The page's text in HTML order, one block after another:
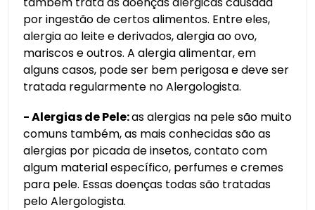
por ingestão de certos alimentos. Entre eles,
alergia ao leite e derivados, alergia ao ovo,
mariscos e outros. A alergia alimentar, em
alguns casos, pode ser bem perigosa e deve ser
tratada regularmente no Alergologista.
- Alergias de Pele:as alergias na pele são muito
comuns também, as mais conhecidas são as
alergias por picada de insetos, contato com
algum material específico, perfumes e cremes
para pele. Essas doenças todas são tratadas
pelo Alergologista.